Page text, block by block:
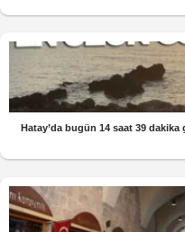
Hatay’da bugün 14 saat 39